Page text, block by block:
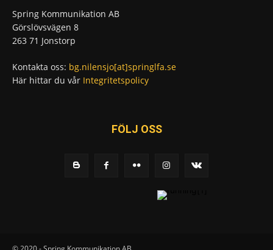
Spring Kommunikation AB
Görslövsvägen 8
263 71 Jonstorp
Kontakta oss: bg.nilensjo[at]springlfa.se
Här hittar du vår Integritetspolicy
FÖLJ OSS